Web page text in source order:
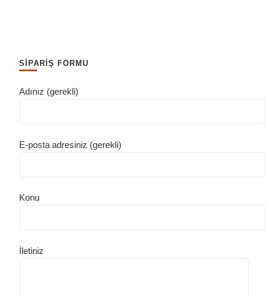
SİPARİŞ FORMU
Adınız (gerekli)
E-posta adresiniz (gerekli)
Konu
İletiniz